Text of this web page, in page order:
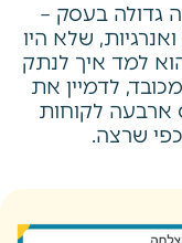
גדולה בעסק –
שלא היו
למד איך לנתק
לדמיין את
ארבעה לקוחות
שרצה.